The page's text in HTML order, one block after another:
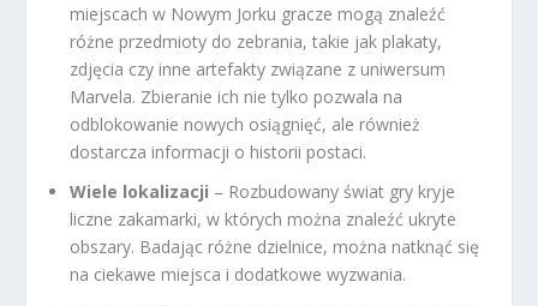
miejscach w Nowym Jorku gracze mogą znaleźć
różne przedmioty do zebrania, takie jak plakaty,
zdjęcia czy inne artefakty związane z uniwersum
Marvela. Zbieranie ich nie tylko pozwala na
odblokowanie nowych osiągnięć, ale również
dostarcza informacji o historii postaci.
Wiele lokalizacji – Rozbudowany świat gry kryje
liczne zakamarki, w których można znaleźć ukryte
obszary. Badając różne dzielnice, można natknąć się
na ciekawe miejsca i dodatkowe wyzwania.